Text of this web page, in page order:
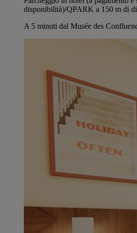
disponibilità)/QPARK a 150 m di
A 5 minuti dal Musée des